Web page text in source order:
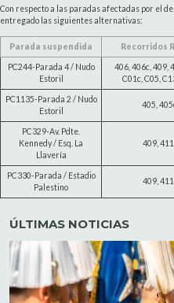
Con respecto a las paradas afectadas por el
entregado las siguientes alternativas:
Parada suspendida Recorridos
PC244-Parada 4 / Nudo
Estoril
406, 406c, 409,
C01c, C05,
PC1135-Parada 2 / Nudo
Estoril
405,
PC329-Av. Pdte.
Kennedy / Esq. La
Llavería
409,
PC330-Parada / Estadio
Palestino
409,
ÚLTIMAS NOTICIAS